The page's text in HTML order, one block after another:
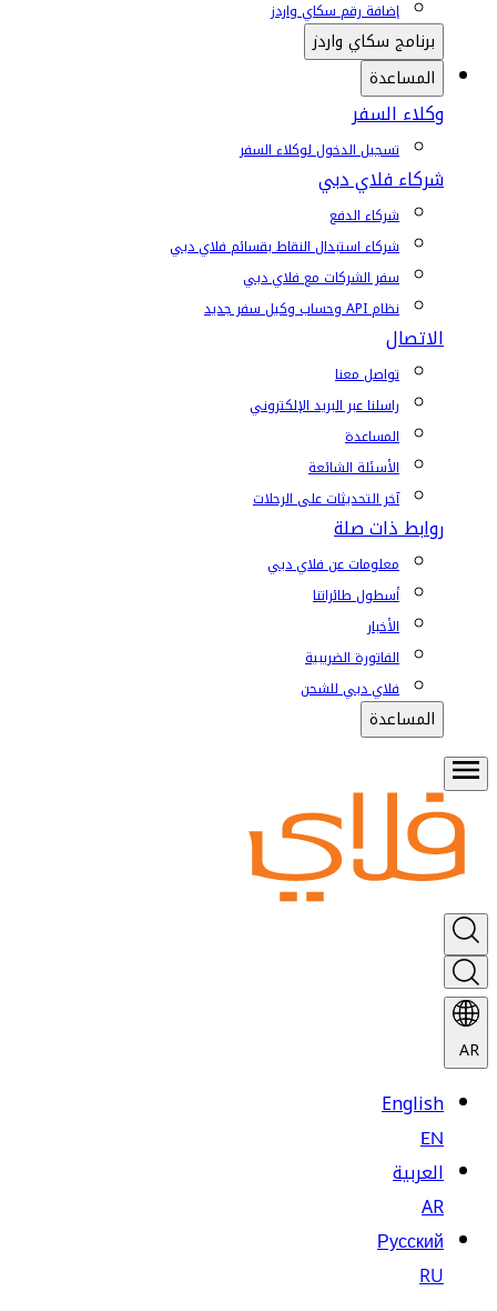
إضافة رقم سكاي واردز
برنامج سكاي واردز
المساعدة
وكلاء السفر
تسجيل الدخول لوكلاء السفر
شركاء فلاي دبي
شركاء الدفع
شركاء استبدال النقاط بقسائم فلاي دبي
سفر الشركات مع فلاي دبي
نظام API وحساب وكيل سفر جديد
الاتصال
تواصل معنا
راسلنا عبر البريد الإلكتروني
المساعدة
الأسئلة الشائعة
آخر التحديثات على الرحلات
روابط ذات صلة
معلومات عن فلاي دبي
أسطول طائراتنا
الأخبار
الفاتورة الضريبية
فلاي دبي للشحن
المساعدة
AR
English
EN
العربية
AR
Русский
RU